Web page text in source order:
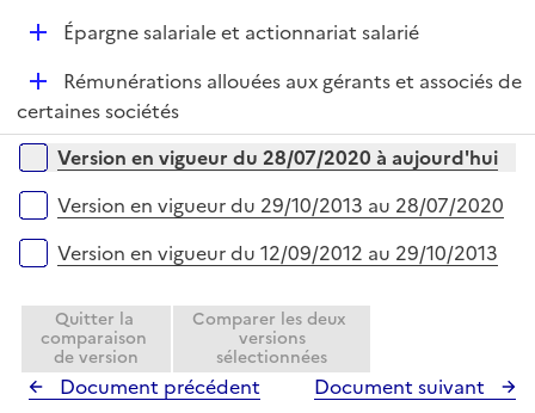
e
r
D
l
e
r
Épargne salariale et actionnariat salarié
D
é
p
e
r
Rémunérations allouées aux gérants et associés de
certaines sociétés
Versions sur la période
Version en vigueur du 28/07/2020 à aujourd'hui
Version en vigueur du 29/10/2013 au 28/07/2020
Version en vigueur du 12/09/2012 au 29/10/2013
Quitter la
comparaison
de version
Comparer les deux
versions
sélectionnées
Document précédent Document suivant